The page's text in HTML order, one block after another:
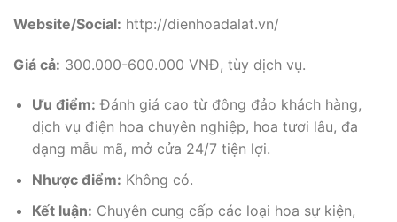
Website/Social: http://dienhoadalat.vn/
Giá cả: 300.000-600.000 VNĐ, tùy dịch vụ.
Ưu điểm: Đánh giá cao từ đông đảo khách hàng,
dịch vụ điện hoa chuyên nghiệp, hoa tươi lâu, đa
dạng mẫu mã, mở cửa 24/7 tiện lợi.
Nhược điểm: Không có.
Kết luận: Chuyên cung cấp các loại hoa sự kiện,